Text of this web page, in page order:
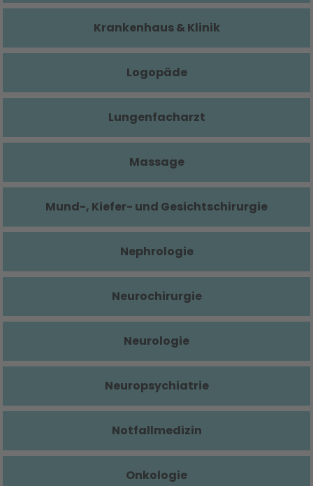
Krankenhaus & Klinik
Logopäde
Lungenfacharzt
Massage
Mund-, Kiefer- und Gesichtschirurgie
Nephrologie
Neurochirurgie
Neurologie
Neuropsychiatrie
Notfallmedizin
Onkologie